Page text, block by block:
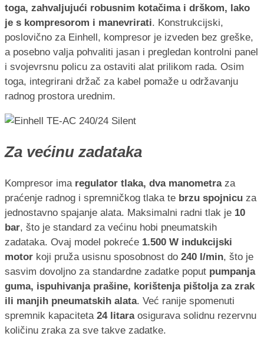
toga, zahvaljujući robusnim kotačima i drškom, lako
je s kompresorom i manevrirati. Konstrukcijski,
poslovično za Einhell, kompresor je izveden bez greške,
a posebno valja pohvaliti jasan i pregledan kontrolni panel
i svojevrsnu policu za ostaviti alat prilikom rada. Osim
toga, integrirani držač za kabel pomaže u održavanju
radnog prostora urednim.
Za većinu zadataka
Kompresor ima regulator tlaka, dva manometraza
praćenje radnog i spremničkog tlaka te brzu spojnicu za
jednostavno spajanje alata. Maksimalni radni tlak je 10
bar, što je standard za većinu hobi pneumatskih
zadataka. Ovaj model pokreće 1.500 W indukcijski
motor koji pruža usisnu sposobnost do 240 l/min, što je
sasvim dovoljno za standardne zadatke poput pumpanja
guma, ispuhivanja prašine, korištenja pištolja za zrak
ili manjih pneumatskih alata. Već ranije spomenuti
spremnik kapaciteta 24 litaraosigurava solidnu rezervnu
količinu zraka za sve takve zadatke.